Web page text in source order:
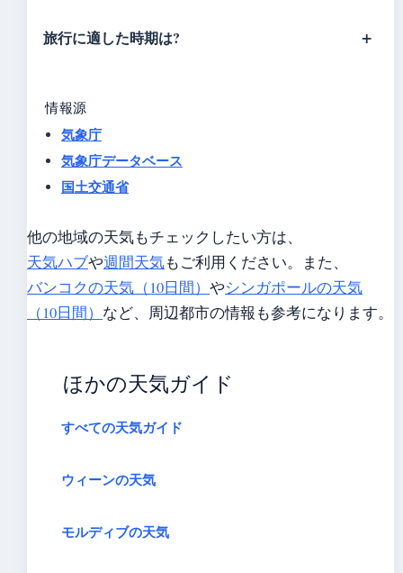
旅行に適した時期は?
情報源
気象庁
気象庁データベース
国土交通省
他の地域の天気もチェックしたい方は、
天気ハブや週間天気もご利用ください。また、
バンコクの天気（10日間） やシンガポールの天気
（10日間） など、周辺都市の情報も参考になります。
ほかの天気ガイド
すべての天気ガイド
ウィーンの天気
モルディブの天気